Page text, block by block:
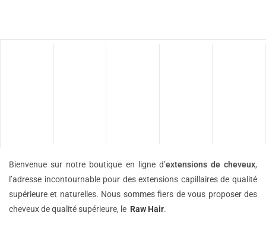
Bienvenue sur notre boutique en ligne d’extensions decheveux,
l’adresse incontournable pour des extensions capillaires de qualité
supérieure et naturelles. Nous sommes fiers de vous proposer des
cheveux de qualité supérieure, le Raw Hair.